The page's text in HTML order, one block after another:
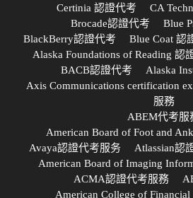
Certinia 認證代考
CA
Brocade認證代考
Blue
BlackBerry認證代考
Blue Coat 認
Alaska Foundations of Reading 認
BACB認證代考
Alaska
Axis Communications certification
服務
ABEM代考服
American Board of Foot and
Avaya認證代考服务
Atlassian認
American Board of Imaging
ACMA認證代考服務
American College of